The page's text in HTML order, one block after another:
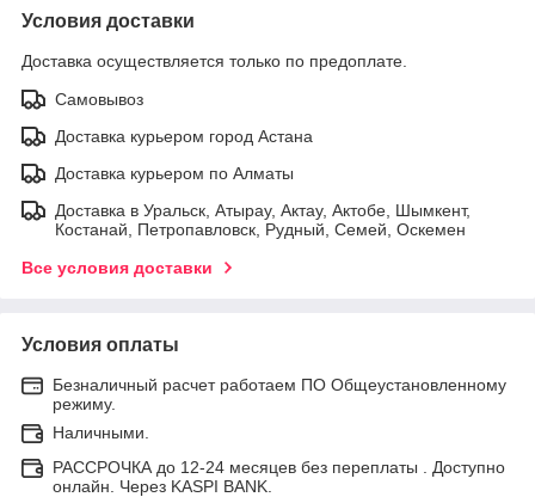
Условия доставки
Доставка осуществляется только по предоплате.
Самовывоз
Доставка курьером город Астана
Доставка курьером по Алматы
Доставка в Уральск, Атырау, Актау, Актобе, Шымкент,
Костанай, Петропавловск, Рудный, Семей, Оскемен
Все условия доставки
Условия оплаты
Безналичный расчет работаем ПО Общеустановленному
режиму.
Наличными.
РАССРОЧКА до 12-24 месяцев без переплаты . Доступно
онлайн. Через KASPI BANK.